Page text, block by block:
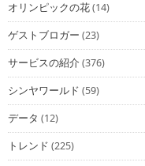
オリンピックの花(14)
ゲストブロガー (23)
サービスの紹介(376)
シンヤワールド (59)
データ (12)
トレンド (225)